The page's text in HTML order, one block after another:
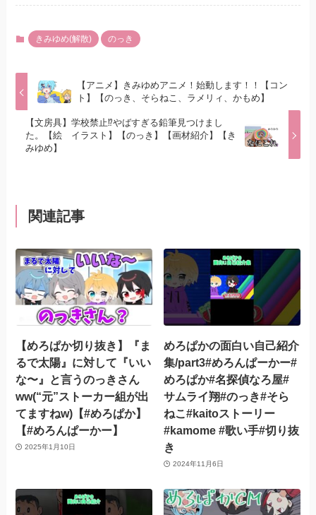
きみゆめ(解散) のっき
【アニメ】きみゆめアニメ！始動します！！【コン
ト】【のっき、そらねこ、ラメリィ、かもめ】
【文房具】学校禁止⁉やばすぎる鉛筆見つけまし
た。【絵 イラスト】【のっき】【画材紹介】【き
みゆめ】
関連記事
【めろぱか切り抜き】『ま
るで太陽』に対して『いい
な〜』と言うのっきさん
ww(“元”ストーカー組が出
てますねw)【#めろぱか】
【#めろんぱーかー】
2025年1月10日
めろぱかの面白い自己紹介
集/part3#めろんぱーかー#
めろぱか#名探偵なろ屋#
サムライ翔#のっき#そら
ねこ#kaitoストーリー
#kamome #歌い手#切り抜
き
2024年11月6日